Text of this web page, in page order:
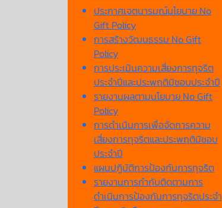
ประกาศเจตนารมณ์นโยบาย No
Gift Policy
การสร้างวัฒนธรรม No Gift
Policy
การประเมินความเสี่ยงการทุจริต
ประจำปีและประพฤติมิชอบประจำปี
รายงานผลตามนโยบาย No Gift
Policy
การดำเนินการเพื่อจัดการความ
เสี่ยงการทุจริตและประพฤติมิชอบ
ประจำปี
แผนปฏิบัติการป้องกันการทุจริต
รายงานการกำกับติดตามการ
ดำเนินการป้องกันการทุจริตประจำ